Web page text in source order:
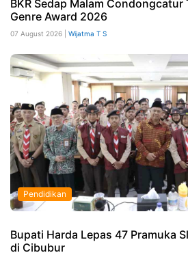
BKR Sedap Malam Condongcatur
Genre Award 2026
07 August 2026 | Wijatma T S
Pendidikan
Bupati Harda Lepas 47 Pramuka
di Cibubur